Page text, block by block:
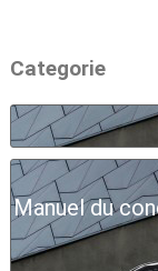
Categorie
Manuel du